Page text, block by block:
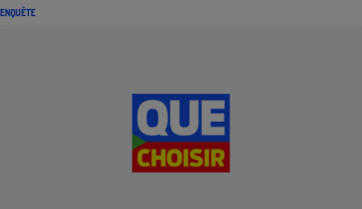
ENQUÊTE